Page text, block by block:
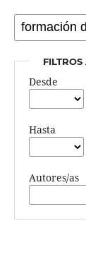
Desde
Hasta
Autores/as